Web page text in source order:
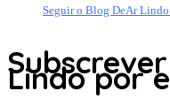
Seguir o Blog DeAr
Lindo por